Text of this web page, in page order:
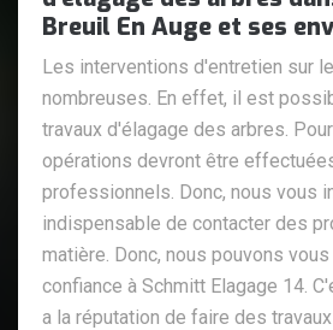
Breuil En Auge et ses
Les interventions d'entretien sur
nombreuses. En effet, il est
travaux d'élagage des arbres.
opérations devront être
professionnels. Donc, nous vous
indispensable de contacter des
matière. Donc, nous pouvons
confiance à Schmitt Elagage 14.
a la réputation de faire des